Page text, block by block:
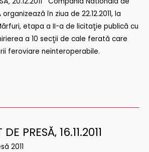
organizează în ziua de 22.12.2011, la
etapa a II-a de licitaţie publică cu
a 10 secţii de cale ferată care
feroviare neinteroperabile.
PRESĂ‚ 16.11.2011
2011